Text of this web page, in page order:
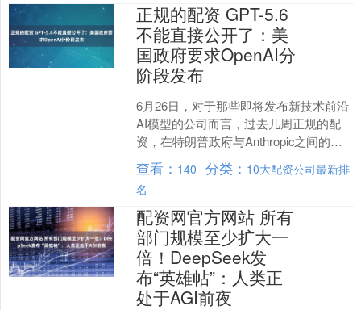
正规的配资 GPT-5.6
不能直接公开了：美
国政府要求OpenAI分
阶段发布
6月26日，对于那些即将发布新技术前沿
AI模型的公司而言，过去几周正规的配
资，在特朗普政府与Anthropic之间的紧
张对峙之后，一种新常态正在形成。 据
两位知....
查看： 140 分类： 10大配资公司最新排
名
配资网官方网站 所有
部门规模至少扩大一
倍！DeepSeek发
布“英雄帖”：人类正
处于AGI前夜